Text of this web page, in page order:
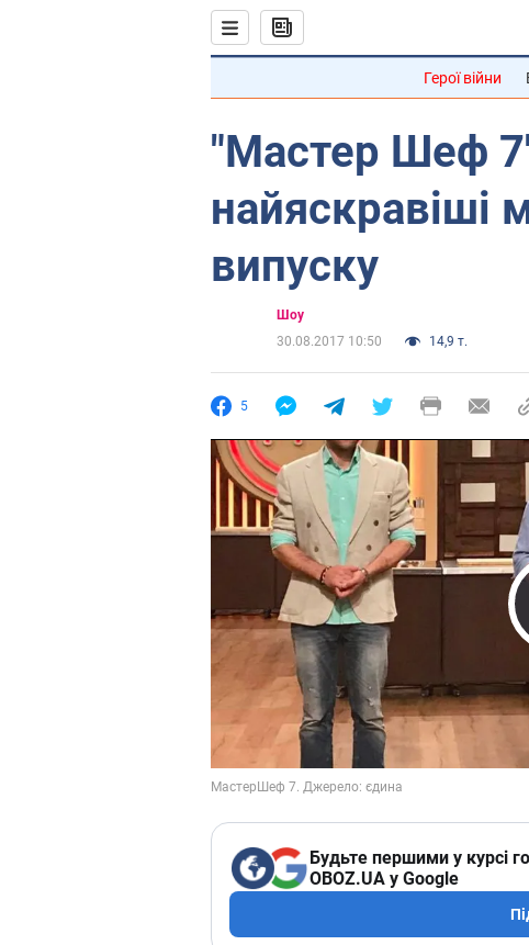
Герої війни
"Мастер Шеф
найяскравіші
випуску
Шоу
30.08.2017 10:50
14,9 т.
5
Будьте першими у курсі
OBOZ.UA у Google